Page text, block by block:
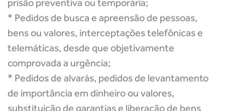
prisão preventiva ou temporária;
* Pedidos de busca e apreensão de pessoas,
bens ou valores, interceptações telefônicas e
telemáticas, desde que objetivamente
comprovada a urgência;
* Pedidos de alvarás, pedidos de levantamento
de importância em dinheiro ou valores,
substituição de garantias e liberação de bens